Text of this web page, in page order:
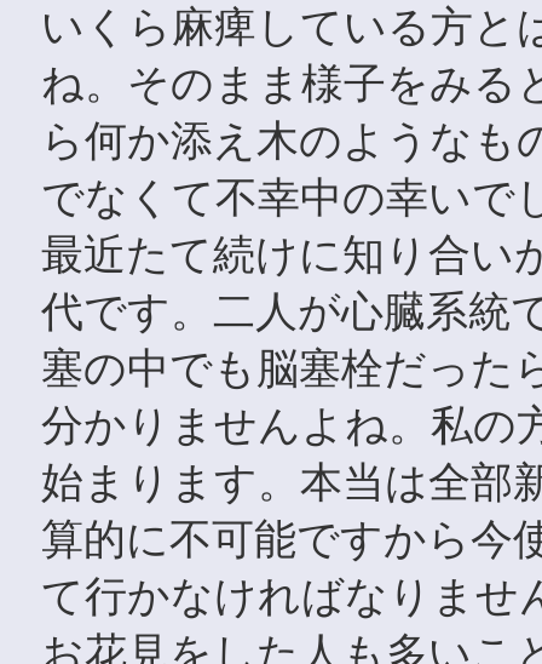
いくら麻痺している方と
ね。そのまま様子をみる
ら何か添え木のようなも
でなくて不幸中の幸いで
最近たて続けに知り合い
代です。二人が心臓系統
塞の中でも脳塞栓だった
分かりませんよね。私の
始まります。本当は全部
算的に不可能ですから今
て行かなければなりませ
お花見をした人も多いこ